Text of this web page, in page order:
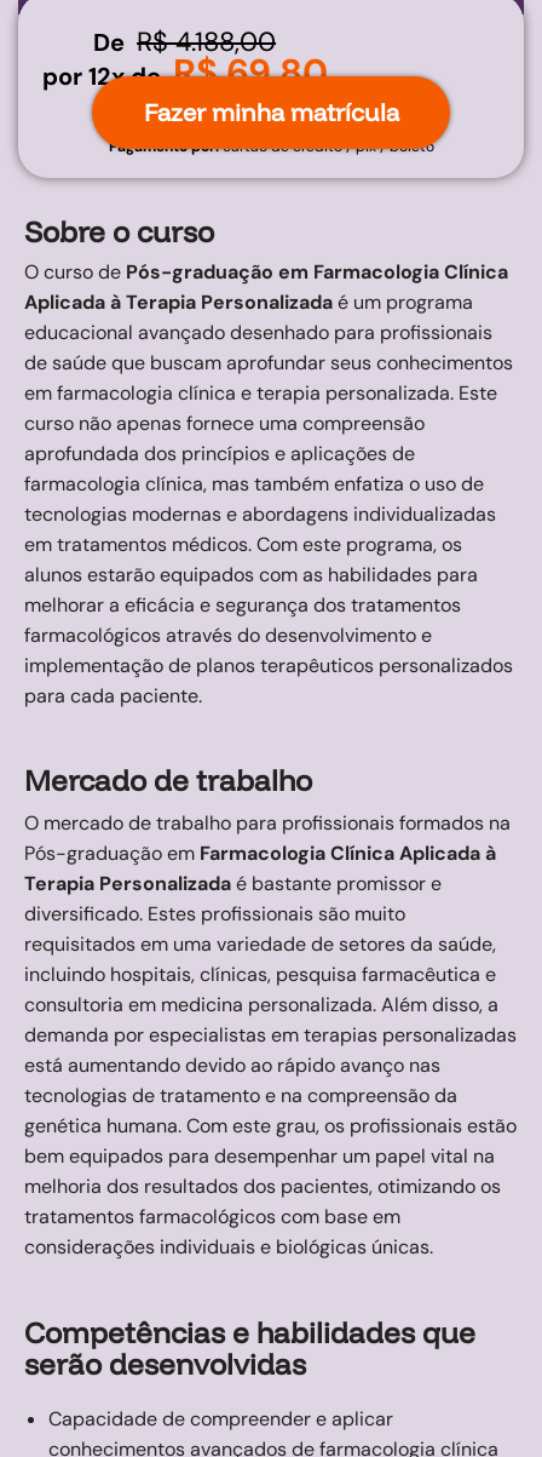
Sobre o curso
O curso de Pós-graduação em Farmacologia Clínica
Aplicada à Terapia Personalizadaé um programa
educacional avançado desenhado para profissionais
de saúde que buscam aprofundar seus conhecimentos
em farmacologia clínica e terapia personalizada. Este
curso não apenas fornece uma compreensão
aprofundada dos princípios e aplicações de
farmacologia clínica, mas também enfatiza o uso de
tecnologias modernas e abordagens individualizadas
em tratamentos médicos. Com este programa, os
alunos estarão equipados com as habilidades para
melhorar a eficácia e segurança dos tratamentos
farmacológicos através do desenvolvimento e
implementação de planos terapêuticos personalizados
para cada paciente.
Mercado de trabalho
O mercado de trabalho para profissionais formados na
Pós-graduação em Farmacologia Clínica Aplicada à
Terapia Personalizadaé bastante promissor e
diversificado. Estes profissionais são muito
requisitados em uma variedade de setores da saúde,
incluindo hospitais, clínicas, pesquisa farmacêutica e
consultoria em medicina personalizada. Além disso, a
demanda por especialistas em terapias personalizadas
está aumentando devido ao rápido avanço nas
tecnologias de tratamento e na compreensão da
genética humana. Com este grau, os profissionais estão
bem equipados para desempenhar um papel vital na
melhoria dos resultados dos pacientes, otimizando os
tratamentos farmacológicos com base em
considerações individuais e biológicas únicas.
Competências e habilidades que
serão desenvolvidas
Capacidade de compreender e aplicar
conhecimentos avançados de farmacologia clínica
De R$ 4.188,00
por 12x deR$ 69,80
Fazer minha matrícula
Pagamento por:cartão de crédito / pix / boleto